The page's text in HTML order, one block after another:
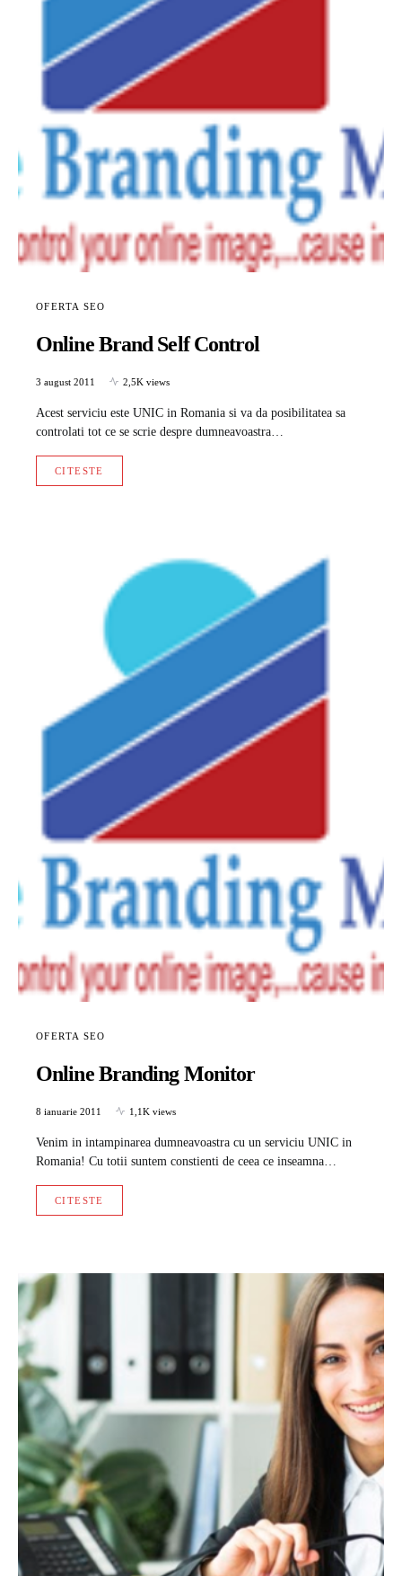
OFERTA SEO
Online Brand Self Control
3 august 2011 2,5K views
Acest serviciu este UNIC in Romania si va da posibilitatea sa
controlati tot ce se scrie despre dumneavoastra…
CITESTE
OFERTA SEO
Online Branding Monitor
8 ianuarie 2011 1,1K views
Venim in intampinarea dumneavoastra cu un serviciu UNIC in
Romania! Cu totii suntem constienti de ceea ce inseamna…
CITESTE